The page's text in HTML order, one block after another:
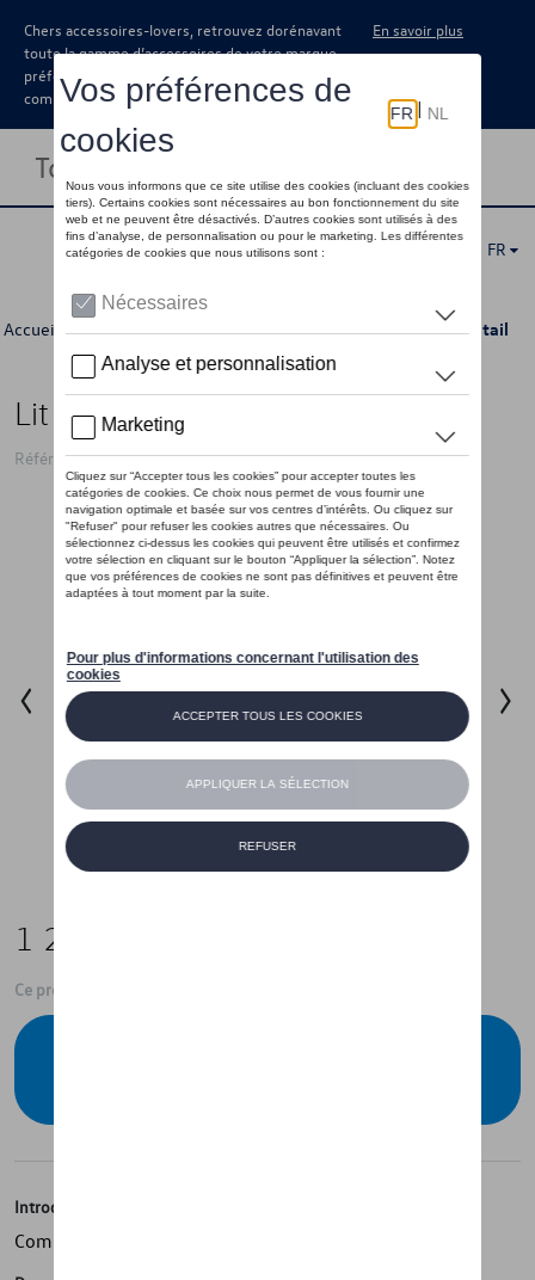
Chers accessoires-lovers, retrouvez dorénavant
toute la gamme d’accessoires de votre marque
préférée sous forme de catalogue à
commander auprès de votre concessionaire.
En savoir plus
Toggle navigation
FR
Accueil >Catalogue Volkswagen >Camping >Intérieur > Détail
Lit confort VW T7
Référence: REM011706
1 269,00 €
Ce produit n'est actuellement pas de stock
Introduction
Compatible avec le rail de sol VW T7 d'origine